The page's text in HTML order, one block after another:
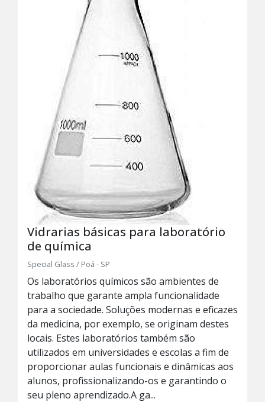
Vidrarias básicas para laboratório
de química
Special Glass / Poá - SP
Os laboratórios químicos são ambientes de
trabalho que garante ampla funcionalidade
para a sociedade. Soluções modernas e eficazes
da medicina, por exemplo, se originam destes
locais. Estes laboratórios também são
utilizados em universidades e escolas a fim de
proporcionar aulas funcionais e dinâmicas aos
alunos, profissionalizando-os e garantindo o
seu pleno aprendizado.A ga...